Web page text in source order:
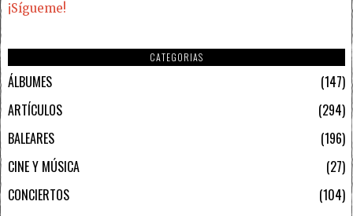
¡Sígueme!
CATEGORIAS
ÁLBUMES
147
ARTÍCULOS
294
BALEARES
196
CINE Y MÚSICA
27
CONCIERTOS
104